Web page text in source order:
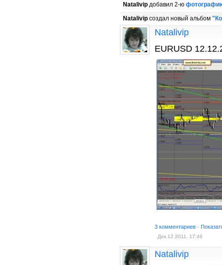
Natalivip добавил 2-ю
Natalivip создал новый альбом
Natalivip
EURUSD
3 комментариев ·
Дек 12 2011, 17:46
Natalivip